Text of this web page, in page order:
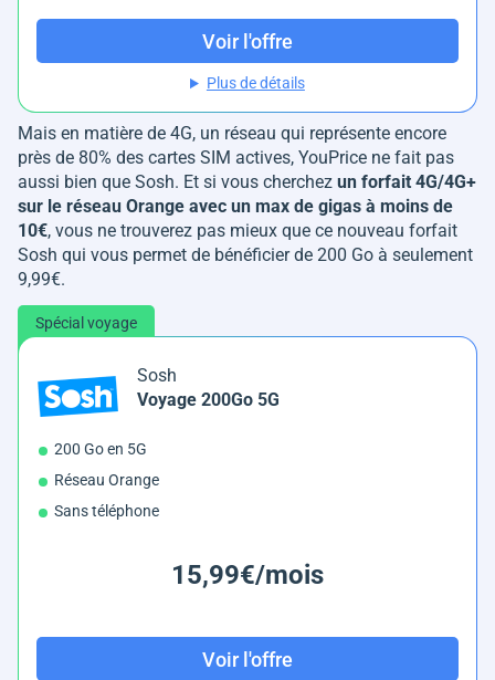
Voir l'offre
Plus de détails
Mais en matière de 4G, un réseau qui représente encore
près de 80% des cartes SIM actives, YouPrice ne fait pas
aussi bien que Sosh. Et si vous cherchez un forfait 4G/4G+
sur le réseau Orange avec un max de gigas à moins de
10€, vous ne trouverez pas mieux que ce nouveau forfait
Sosh qui vous permet de bénéficier de 200 Go à seulement
9,99€.
Spécial voyage
Sosh
Voyage 200Go 5G
200 Go en 5G
Réseau Orange
Sans téléphone
15,99€/mois
Voir l'offre